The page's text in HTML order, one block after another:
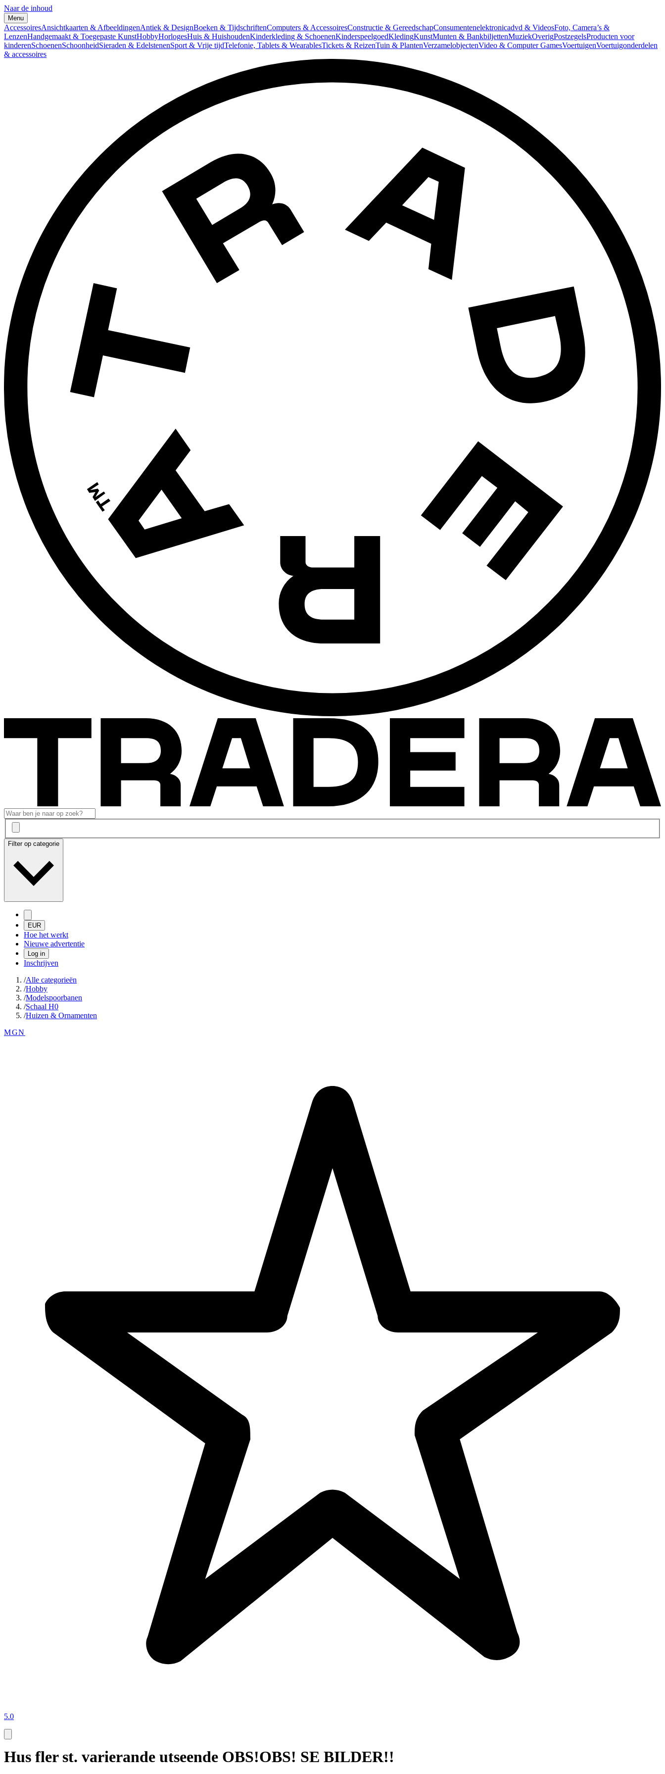
Naar de inhoud
Menu
AccessoiresAnsichtkaarten & AfbeeldingenAntiek & DesignBoeken & TijdschriftenComputers & AccessoiresConstructie & GereedschapConsumentenelektronicadvd & VideosFoto, Camera’s &
LenzenHandgemaakt & Toegepaste KunstHobbyHorlogesHuis & HuishoudenKinderkleding & SchoenenKinderspeelgoedKledingKunstMunten & BankbiljettenMuziekOverigPostzegelsProducten voor
kinderenSchoenenSchoonheidSieraden & EdelstenenSport & Vrije tijdTelefonie, Tablets & WearablesTickets & ReizenTuin & PlantenVerzamelobjectenVideo & Computer GamesVoertuigenVoertuigonderdelen
& accessoires
Filter op categorie
EUR
Hoe het werkt
Nieuwe advertentie
Log in
Inschrijven
/Alle categorieën
/Hobby
/Modelspoorbanen
/Schaal H0
/Huizen & Ornamenten
MGN
5.0
Hus fler st. varierande utseende OBS!OBS! SE BILDER!!